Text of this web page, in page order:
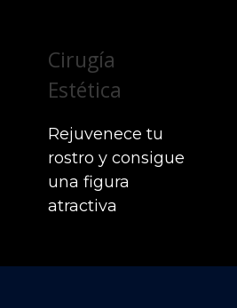
Cirugía
Estética
Rejuvenece tu
rostro y consigue
una figura
atractiva